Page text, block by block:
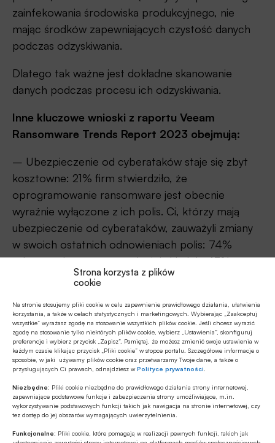
Strona korzysta z plików
cookie
Na stronie stosujemy pliki cookie w celu zapewnienie prawidłowego działania, ułatwienia
korzystania, a także w celach statystycznych i marketingowych. Wybierając „Zaakceptuj
wszystkie” wyrażasz zgodę na stosowanie wszystkich plików cookie. Jeśli chcesz wyrazić
zgodę na stosowanie tylko niektórych plików cookie, wybierz „Ustawienia”, skonfiguruj
preferencje i wybierz przycisk „Zapisz”. Pamiętaj, że możesz zmienić swoje ustawienia w
każdym czasie klikając przycisk „Pliki cookie” w stopce portalu. Szczegółowe informacje o
sposobie, w jaki używamy plików cookie oraz przetwarzamy Twoje dane, a także o
przysługujących Ci prawach, odnajdziesz wPolityce prywatności
Niezbędne: Pliki cookie niezbędne do prawidłowego działania strony internetowej,
zapewniające podstawowe funkcje i zabezpieczenia strony umożliwiające, m.in.
wykorzystywanie podstawowych funkcji takich jak nawigacja na stronie internetowej, czy
tez dostęp do jej obszarów wymagających uwierzytelnienia.
Funkcjonalne: Pliki cookie, które pomagają w realizacji pewnych funkcji, takich jak
zainfekowania środowiska produkcyjnego, nie
mając środków zapewniających czystość danych
podczas odzyskiwania.
Dlatego tak ważne jest dokładne skanowanie
danych podczas procesu ich odzyskiwania.
Inne kluczowe wnioski z raportu Veeam
Ransomware Trends Report 2023 obejmują:
– Ubezpieczenie od cyberataków staje się zbyt
kosztowne: 21% firm stwierdziło, że
oprogramowanie ransomware jest obecnie
wyraźnie wyłączone z ich polis. Ci, którzy mają
ubezpieczenie od cyberataków, zauważyli zmiany
w swoich ostatnich odnowieniach polis: 74%
odnotowało wzrost wysokości składek, 43% –
wzrost udziału własnego, a 10% zauważyło
– Podręczniki reagowania na incydenty zależą od
kopii zapasowych: 87% firm dysponuje
programem zarządzania ryzykiem, który kieruje ich
bezpieczeństwem, ale tylko 35% uważa, że ich
program działa dobrze, podczas gdy 52% stara się
go poprawić, a 13% nie ma go jeszcze
wypracowanego. Wyniki badań pokazują, że
najczęstszymi elementami „podręcznika”